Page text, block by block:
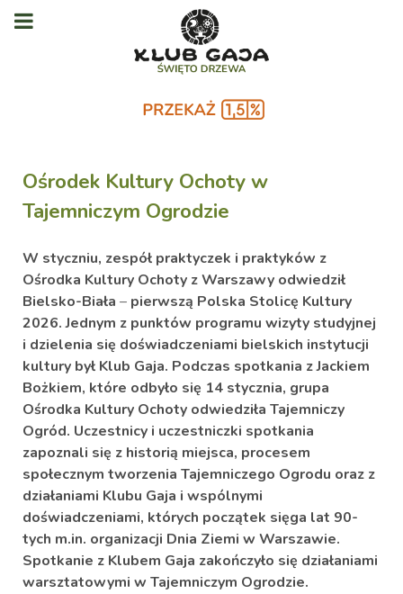
Ośrodek Kultury Ochoty w
Tajemniczym Ogrodzie
W styczniu, zespół praktyczek i praktyków z
Ośrodka Kultury Ochoty z Warszawy odwiedził
Bielsko-Biała – pierwszą Polska Stolicę Kultury
2026. Jednym z punktów programu wizyty studyjnej
i dzielenia się doświadczeniami bielskich instytucji
kultury był Klub Gaja. Podczas spotkania z Jackiem
Bożkiem, które odbyło się 14 stycznia, grupa
Ośrodka Kultury Ochoty odwiedziła Tajemniczy
Ogród. Uczestnicy i uczestniczki spotkania
zapoznali się z historią miejsca, procesem
społecznym tworzenia Tajemniczego Ogrodu oraz z
działaniami Klubu Gaja i wspólnymi
doświadczeniami, których początek sięga lat 90-
tych m.in. organizacji Dnia Ziemi w Warszawie.
Spotkanie z Klubem Gaja zakończyło się działaniami
warsztatowymi w Tajemniczym Ogrodzie.